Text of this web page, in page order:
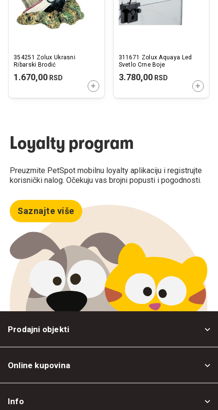
354251 Zolux Ukrasni
Ribarski Brodić
1.670,00 RSD
DODAJTE U KORPU
311671 Zolux Aquaya Led
Svetlo Crne Boje
3.780,00RSD
Loyalty program
Preuzmite PetSpot mobilnu loyalty aplikaciju i registrujte
korisnički nalog. Očekuju vas brojni popusti i pogodnosti.
Saznajte više
Prodajni objekti
Online kupovina
Info